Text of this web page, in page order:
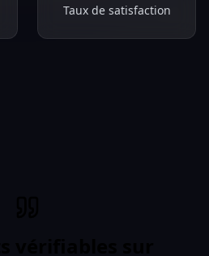
Taux de satisfaction